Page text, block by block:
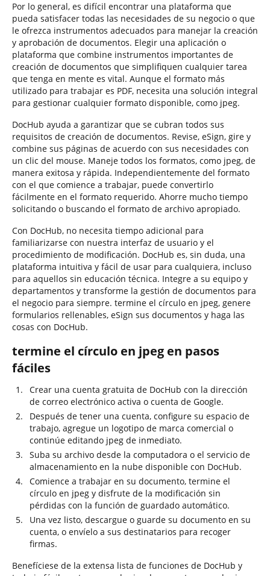
Por lo general, es difícil encontrar una plataforma que
pueda satisfacer todas las necesidades de su negocio o que
le ofrezca instrumentos adecuados para manejar la creación
y aprobación de documentos. Elegir una aplicación o
plataforma que combine instrumentos importantes de
creación de documentos que simplifiquen cualquier tarea
que tenga en mente es vital. Aunque el formato más
utilizado para trabajar es PDF, necesita una solución integral
para gestionar cualquier formato disponible, como jpeg.
DocHub ayuda a garantizar que se cubran todos sus
requisitos de creación de documentos. Revise, eSign, gire y
combine sus páginas de acuerdo con sus necesidades con
un clic del mouse. Maneje todos los formatos, como jpeg, de
manera exitosa y rápida. Independientemente del formato
con el que comience a trabajar, puede convertirlo
fácilmente en el formato requerido. Ahorre mucho tiempo
solicitando o buscando el formato de archivo apropiado.
Con DocHub, no necesita tiempo adicional para
familiarizarse con nuestra interfaz de usuario y el
procedimiento de modificación. DocHub es, sin duda, una
plataforma intuitiva y fácil de usar para cualquiera, incluso
para aquellos sin educación técnica. Integre a su equipo y
departamentos y transforme la gestión de documentos para
el negocio para siempre. termine el círculo en jpeg, genere
formularios rellenables, eSign sus documentos y haga las
cosas con DocHub.
termine el círculo en jpeg en pasos
fáciles
Crear una cuenta gratuita de DocHub con la dirección
de correo electrónico activa o cuenta de Google.
Después de tener una cuenta, configure su espacio de
trabajo, agregue un logotipo de marca comercial o
continúe editando jpeg de inmediato.
Suba su archivo desde la computadora o el servicio de
almacenamiento en la nube disponible con DocHub.
Comience a trabajar en su documento, termine el
círculo en jpeg y disfrute de la modificación sin
pérdidas con la función de guardado automático.
Una vez listo, descargue o guarde su documento en su
cuenta, o envíelo a sus destinatarios para recoger
firmas.
Benefíciese de la extensa lista de funciones de DocHub y